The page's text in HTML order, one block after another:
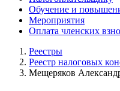
Обучение и
Мероприятия
Оплата членских
Реестры
Реестр налоговых
Мещеряков